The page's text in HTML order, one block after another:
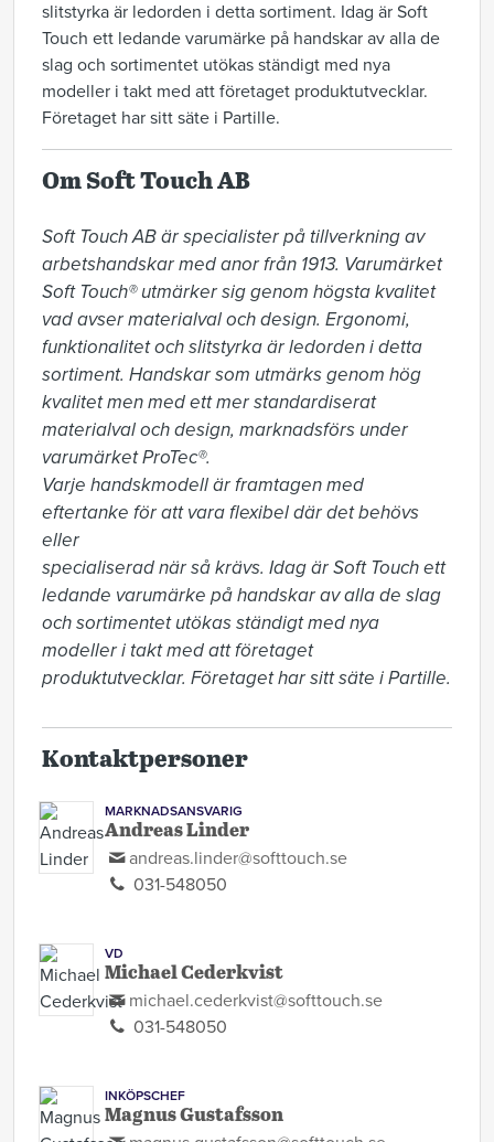
slitstyrka är ledorden i detta sortiment. Idag är Soft
Touch ett ledande varumärke på handskar av alla de
slag och sortimentet utökas ständigt med nya
modeller i takt med att företaget produktutvecklar.
Företaget har sitt säte i Partille.
Om Soft Touch AB
Soft Touch AB är specialister på tillverkning av
arbetshandskar med anor från 1913. Varumärket
Soft Touch® utmärker sig genom högsta kvalitet
vad avser materialval och design. Ergonomi,
funktionalitet och slitstyrka är ledorden i detta
sortiment. Handskar som utmärks genom hög
kvalitet men med ett mer standardiserat
materialval och design, marknadsförs under
varumärket ProTec®.
Varje handskmodell är framtagen med
eftertanke för att vara flexibel där det behövs
eller
specialiserad när så krävs. Idag är Soft Touch ett
ledande varumärke på handskar av alla de slag
och sortimentet utökas ständigt med nya
modeller i takt med att företaget
produktutvecklar. Företaget har sitt säte i Partille.
Kontaktpersoner
MARKNADSANSVARIG
Andreas Linder
andreas.linder@softtouch.se
031-548050
VD
Michael Cederkvist
michael.cederkvist@softtouch.se
031-548050
INKÖPSCHEF
Magnus Gustafsson